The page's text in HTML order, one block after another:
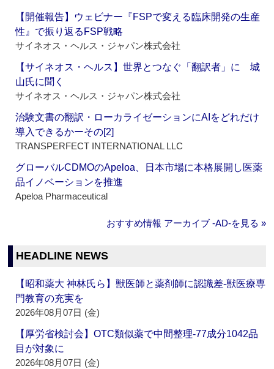
【開催報告】ウェビナー『FSPで変える臨床開発の生産
性』で振り返るFSP戦略
サイネオス・ヘルス・ジャパン株式会社
【サイネオス・ヘルス】世界とつなぐ「翻訳者」に 城
山氏に聞く
サイネオス・ヘルス・ジャパン株式会社
治験文書の翻訳・ローカライゼーションにAIをどれだけ
導入できるかーその[2]
TRANSPERFECT INTERNATIONAL LLC
グローバルCDMOのApeloa、日本市場に本格展開し医薬
品イノベーションを推進
Apeloa Pharmaceutical
おすすめ情報 アーカイブ ‐AD‐を見る »
HEADLINE NEWS
【昭和薬大 神林氏ら】獣医師と薬剤師に認識差‐獣医療専
門教育の充実を
2026年08月07日 (金)
【厚労省検討会】OTC類似薬で中間整理‐77成分1042品
目が対象に
2026年08月07日 (金)